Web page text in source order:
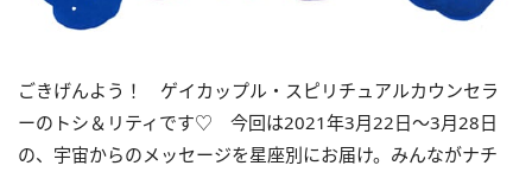
ごきげんよう！ ゲイカップル・スピリチュアルカウンセラ
ーのトシ＆リティです♡ 今回は2021年3月22日〜3月28日
の、宇宙からのメッセージを星座別にお届け。みんながナチ